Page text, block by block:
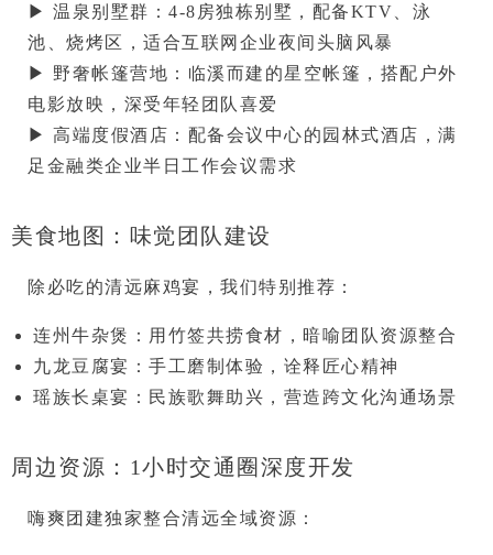
▶ 温泉别墅群 ：4-8房独栋别墅，配备KTV、泳
池、烧烤区，适合互联网企业夜间头脑风暴
▶ 野奢帐篷营地 ：临溪而建的星空帐篷，搭配户外
电影放映，深受年轻团队喜爱
▶ 高端度假酒店 ：配备会议中心的园林式酒店，满
足金融类企业半日工作会议需求
美食地图：味觉团队建设
除必吃的清远麻鸡宴 ，我们特别推荐：
连州牛杂煲 ：用竹签共捞食材，暗喻团队资源整合
九龙豆腐宴 ：手工磨制体验，诠释匠心精神
瑶族长桌宴 ：民族歌舞助兴，营造跨文化沟通场景
周边资源：1小时交通圈深度开发
嗨爽团建独家整合清远全域资源：